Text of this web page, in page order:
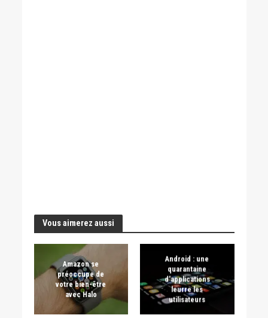
Vous aimerez aussi
Amazon se
préoccupe de
votre bien-être
avec Halo
Android : une
quarantaine
d’applications
leurre les
utilisateurs